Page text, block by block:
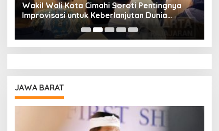
Wakil Wali Kota Cimahi Soroti Pentingnya
Improvisasi untuk Keberlanjutan Dunia
Pendidikan
JAWA BARAT